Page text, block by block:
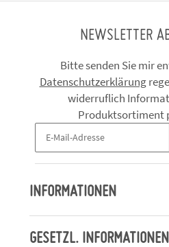
NEWSLETTER
Bitte senden Sie mir
Datenschutzerklärung
widerruflich
Produktsortiment
INFORMATIONEN
GESETZL. INFORMATIONEN